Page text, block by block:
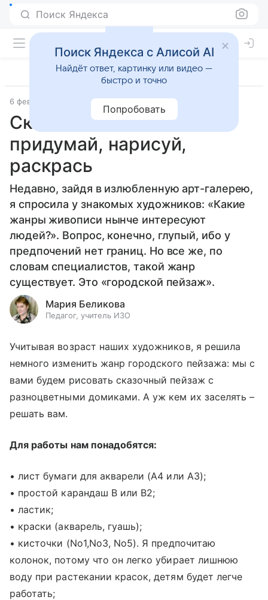
Поиск Яндекса
6 февраля 2014 Дети 3-7 лет
Сказочный домик:
придумай, нарисуй,
раскрась
Недавно, зайдя в излюбленную арт-галерею,
я спросила у знакомых художников: «Какие
жанры живописи нынче интересуют
людей?». Вопрос, конечно, глупый, ибо у
предпочений нет границ. Но все же, по
словам специалистов, такой жанр
существует. Это «городской пейзаж».
Мария Беликова
Педагог, учитель ИЗО
Учитывая возраст наших художников, я решила
немного изменить жанр городского пейзажа: мы с
вами будем рисовать сказочный пейзаж с
разноцветными домиками. А уж кем их заселять –
решать вам.
Для работы нам понадобятся:
• лист бумаги для акварели (А4 или А3);
• простой карандаш B или B2;
• ластик;
• краски (акварель, гуашь);
• кисточки (No1,No3, No5). Я предпочитаю
колонок, потому что он легко убирает лишнюю
воду при растекании красок, детям будет легче
работать;
Поиск Яндекса с Алисой AI
Найдёт ответ, картинку или видео —
быстро и точно
Попробовать